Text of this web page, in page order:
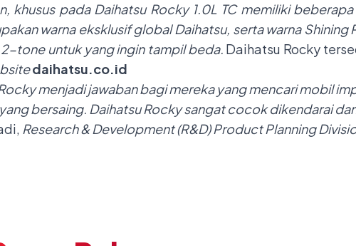
khusus pada Daihatsu Rocky 1.0L TC memiliki
warna eksklusif global Daihatsu, serta warna
2-tone untuk yang ingin tampil beda. Daihatsu Rocky
daihatsu.co.id
menjadi jawaban bagi mereka yang mencari mobil
bersaing. Daihatsu Rocky sangat cocok dikendarai
Research & Development (R&D) Product Planning